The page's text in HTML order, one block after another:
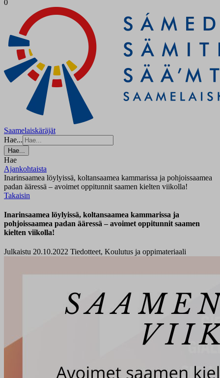
0
Saamelaiskäräjät
Hae...
Hae...
Hae
Ajankohtaista
Inarinsaamea löylyissä, koltansaamea kammarissa ja pohjoissaamea
padan ääressä – avoimet oppitunnit saamen kielten viikolla!
Takaisin
Inarinsaamea löylyissä, koltansaamea kammarissa ja
pohjoissaamea padan ääressä – avoimet oppitunnit saamen
kielten viikolla!
Julkaistu 20.10.2022 Tiedotteet, Koulutus ja oppimateriaali